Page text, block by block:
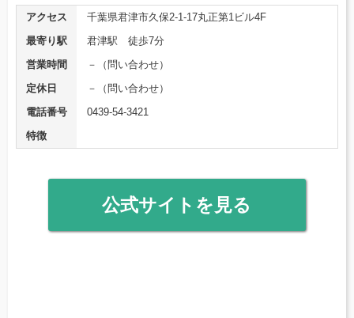
アクセス
千葉県君津市久保2-1-17丸正第1ビル4F
最寄り駅
君津駅 徒歩7分
営業時間
－（問い合わせ）
定休日
－（問い合わせ）
電話番号
0439-54-3421
特徴
公式サイトを見る